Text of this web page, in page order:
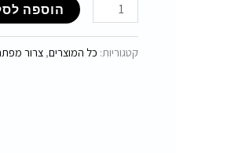
הוספה
קטגוריות: כל המוצרים, צרור